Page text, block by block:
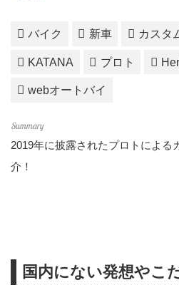
バイク 新車 カスタ
KATANA プロト
webオートバイ
2019年に披露されたプロトによる
介！
国内にない発想やこ